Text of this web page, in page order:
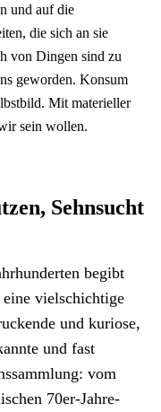
und auf die
die sich an sie
von Dingen sind zu
geworden. Konsum
Mit materieller
sein wollen.
Sehnsucht
begibt
vielschichtige
und kuriose,
und fast
vom
70er-Jahre-